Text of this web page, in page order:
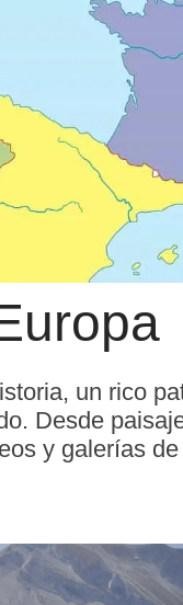
un rico
Desde
y galerías